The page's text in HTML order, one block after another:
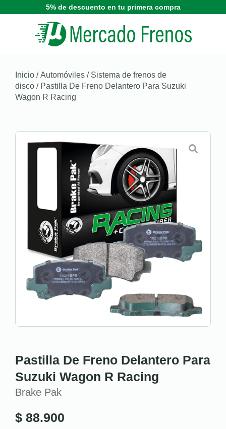
5% de descuento en tu primera compra
Inicio /Automóviles / Sistema de frenos de
disco / Pastilla De Freno Delantero Para Suzuki
Wagon R Racing
Pastilla De Freno Delantero Para
Suzuki Wagon R Racing
Brake Pak
$ 88.900